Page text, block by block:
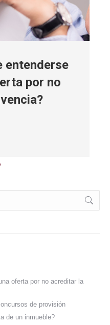
entenderse
por no
oferta por no acreditar la
de provisión
de un inmueble?